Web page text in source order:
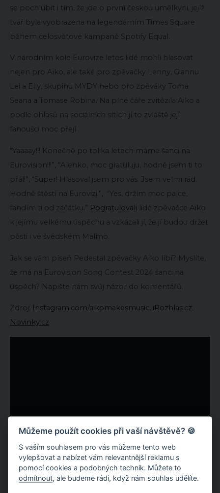
se pochlubit i tím, že jde o první českou umělkyni, jejíž
tvář byla vyobrazena na legendárním Times Square
během celosvětové kampaně Spotify Equal.
V národním kole Eurovize letos lidé mohli hlasovat
nejen pro Aiko, ale také pro zpěvačky Lenny, Giannu
Lei a Elly, skupinu MYDY nebo pro zpěváky Toma
Seana a Tomase Robina. Na plné čáře zvítězila Aiko a
podle ohlasů na sociálních sítích jí to zvláště její
fanoušci moc přejí.
“Yaaaay!!! Konečně po tolika letech máme šanci na
Eurovision!!!”, “Alenko, moc gratuluju, hodně jsem ti to
přál!”, “Super! Hlasoval jsem pro vás. Jsem velmi rád.
Hodně štěstí na Eurovizi.”, “Yes, držím moc palce,
fandím ti od začátku.” Pogratulovali lidé zpěvačce Aiko
k jejímu velkému úspěchu a vzkázali jí, že jí budou držet
pěsti i ve švédském Malmö.
Jak se vám píseň Pedestal zpěvačky Aiko líbí? Myslíte,
že má na Eurovision Song Contest 2024 šanci na
úspěch? Napište nám svůj názor do komentářů.
Zdroj: Instagram.com/aikomakesmusic, iRozhlas.cz,
Novinky.cz
Můžeme použít cookies při vaší návštěvě? 🍪
S vaším souhlasem pro vás můžeme tento web
vylepšovat a nabízet vám relevantnější reklamu s
pomocí cookies a podobných technik. Můžete to
odmítnout, ale budeme rádi, když nám souhlas udělíte.